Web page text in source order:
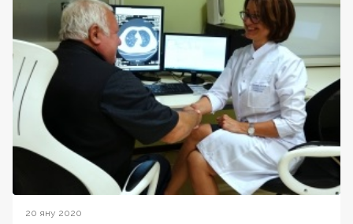
20 яну 2020